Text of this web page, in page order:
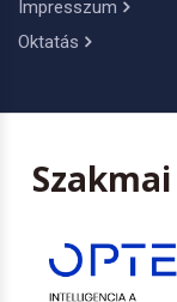
Impresszum
Oktatás